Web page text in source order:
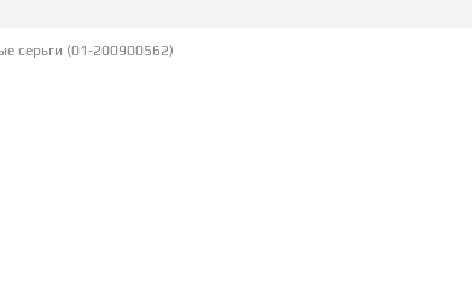
серьги (01-200900562)